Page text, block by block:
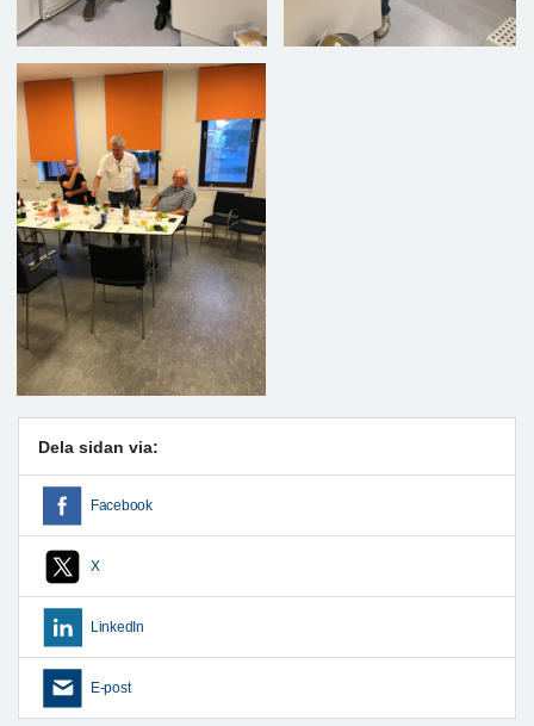
Dela sidan via:
Facebook
X
LinkedIn
E-post